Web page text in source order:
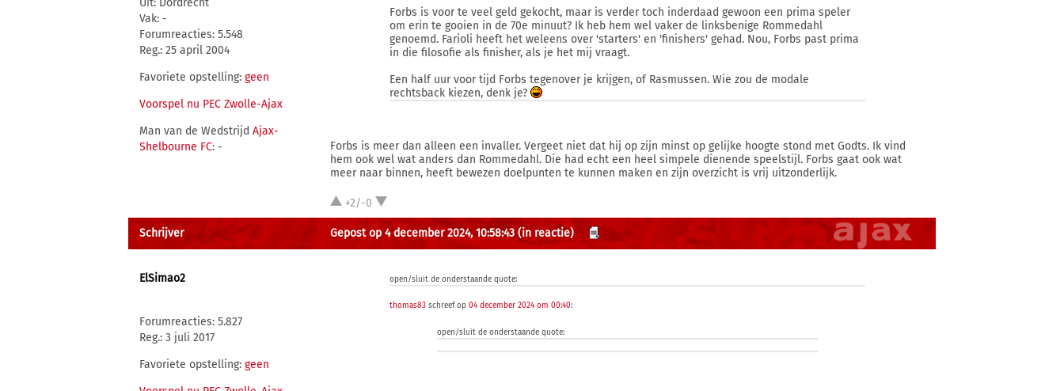
Uit: Dordrecht
Vak: -
Forumreacties: 5.548
Reg.: 25 april 2004
Favoriete opstelling: geen
Voorspel nu PEC Zwolle-Ajax
Man van de Wedstrijd Ajax-
Shelbourne FC: -
Forbs is voor te veel geld gekocht, maar is verder toch inderdaad gewoon een prima speler
om erin te gooien in de 70e minuut? Ik heb hem wel vaker de linksbenige Rommedahl
genoemd. Farioli heeft het weleens over 'starters' en 'finishers' gehad. Nou, Forbs past prima
in die filosofie als finisher, als je het mij vraagt.
Een half uur voor tijd Forbs tegenover je krijgen, of Rasmussen. Wie zou de modale
rechtsback kiezen, denk je?
Forbs is meer dan alleen een invaller. Vergeet niet dat hij op zijn minst op gelijke hoogte stond met Godts. Ik vind
hem ook wel wat anders dan Rommedahl. Die had echt een heel simpele dienende speelstijl. Forbs gaat ook wat
meer naar binnen, heeft bewezen doelpunten te kunnen maken en zijn overzicht is vrij uitzonderlijk.
+2/-0
Schrijver Gepost op 4 december 2024, 10:58:43 (in reactie)
ElSimao2
Forumreacties: 5.827
Reg.: 3 juli 2017
Favoriete opstelling: geen
open/sluit de onderstaande quote:
thomas83 schreef op04 december 2024 om 00:40:
open/sluit de onderstaande quote: